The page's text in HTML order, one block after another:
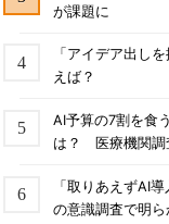
が課題に
「アイデア出し
えば？
AI予算の7割を食
は？ 医療機関調
「取りあえずAI
の意識調査で明ら